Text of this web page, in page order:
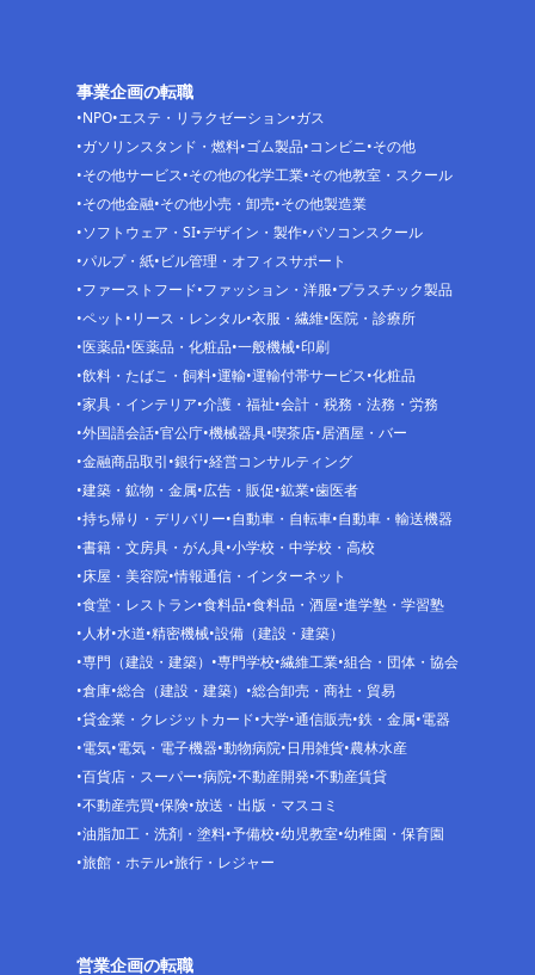
事業企画の転職
NPO エステ・リラクゼーション ガス
ガソリンスタンド・燃料 ゴム製品 コンビニ その他
その他サービス その他の化学工業 その他教室・スクール
その他金融 その他小売・卸売 その他製造業
ソフトウェア・SI デザイン・製作 パソコンスクール
パルプ・紙 ビル管理・オフィスサポート
ファーストフード ファッション・洋服 プラスチック製品
ペット リース・レンタル 衣服・繊維 医院・診療所
医薬品 医薬品・化粧品 一般機械 印刷
飲料・たばこ・飼料 運輸 運輸付帯サービス 化粧品
家具・インテリア 介護・福祉 会計・税務・法務・労務
外国語会話 官公庁 機械器具 喫茶店 居酒屋・バー
金融商品取引 銀行 経営コンサルティング
建築・鉱物・金属 広告・販促 鉱業 歯医者
持ち帰り・デリバリー 自動車・自転車 自動車・輸送機器
書籍・文房具・がん具 小学校・中学校・高校
床屋・美容院 情報通信・インターネット
食堂・レストラン 食料品 食料品・酒屋 進学塾・学習塾
人材 水道 精密機械 設備（建設・建築）
専門（建設・建築）
専門学校 繊維工業 組合・団体・協会
倉庫 総合（建設・建築）
総合卸売・商社・貿易
貸金業・クレジットカード 大学 通信販売 鉄・金属 電器
電気 電気・電子機器 動物病院 日用雑貨 農林水産
百貨店・スーパー 病院 不動産開発 不動産賃貸
不動産売買 保険 放送・出版・マスコミ
油脂加工・洗剤・塗料 予備校 幼児教室 幼稚園・保育園
旅館・ホテル 旅行・レジャー
営業企画の転職